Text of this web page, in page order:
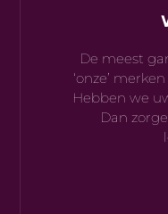
De meest
‘onze’
Hebben we
Dan